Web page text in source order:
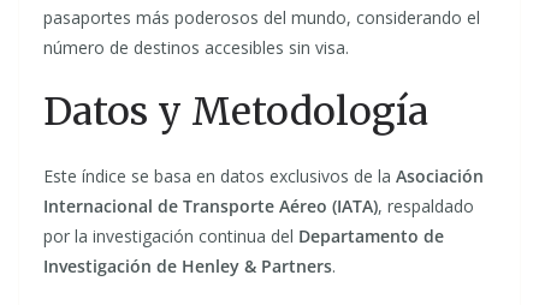
pasaportes más poderosos del mundo, considerando el
número de destinos accesibles sin visa.
Datos y Metodología
Este índice se basa en datos exclusivos de la Asociación
Internacional de Transporte Aéreo (IATA), respaldado
por la investigación continua del Departamento de
Investigación de Henley & Partners.